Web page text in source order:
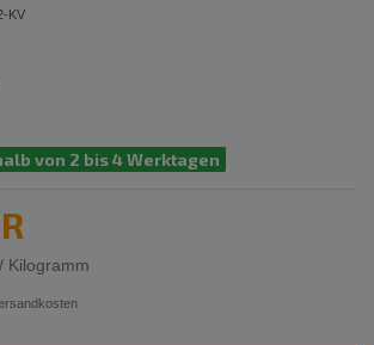
KV
von 2 bis 4 Werktagen
Kilogramm